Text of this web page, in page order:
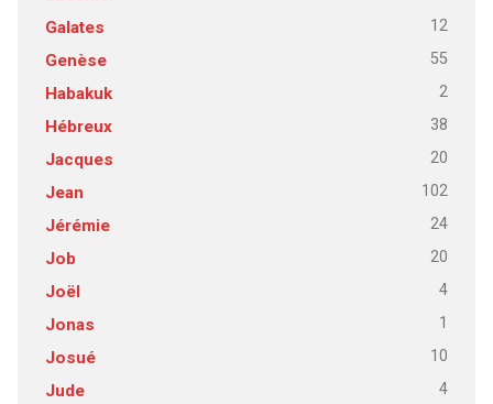
Galates 12
Genèse 55
Habakuk 2
Hébreux 38
Jacques 20
Jean 102
Jérémie 24
Job 20
Joël 4
Jonas 1
Josué 10
Jude 4